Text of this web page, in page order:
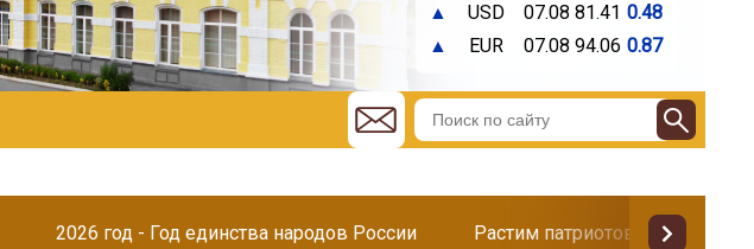
▲
USD 07.08 81.41 0.48
▲
EUR 07.08 94.06 0.87
2026 год - Год единства народов России Растим патриотов